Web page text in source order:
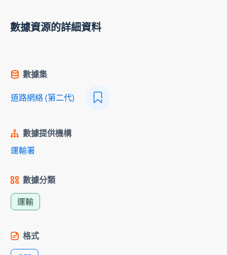
數據資源的詳細資料
數據集
道路網絡 (第二代)
數據提供機構
運輸署
數據分類
運輸
格式